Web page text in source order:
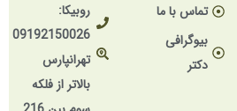
تماس با ما
بیوگرافی
دکتر
روبیکا:
09192150026
تهرانپارس
بالاتر از فلکه